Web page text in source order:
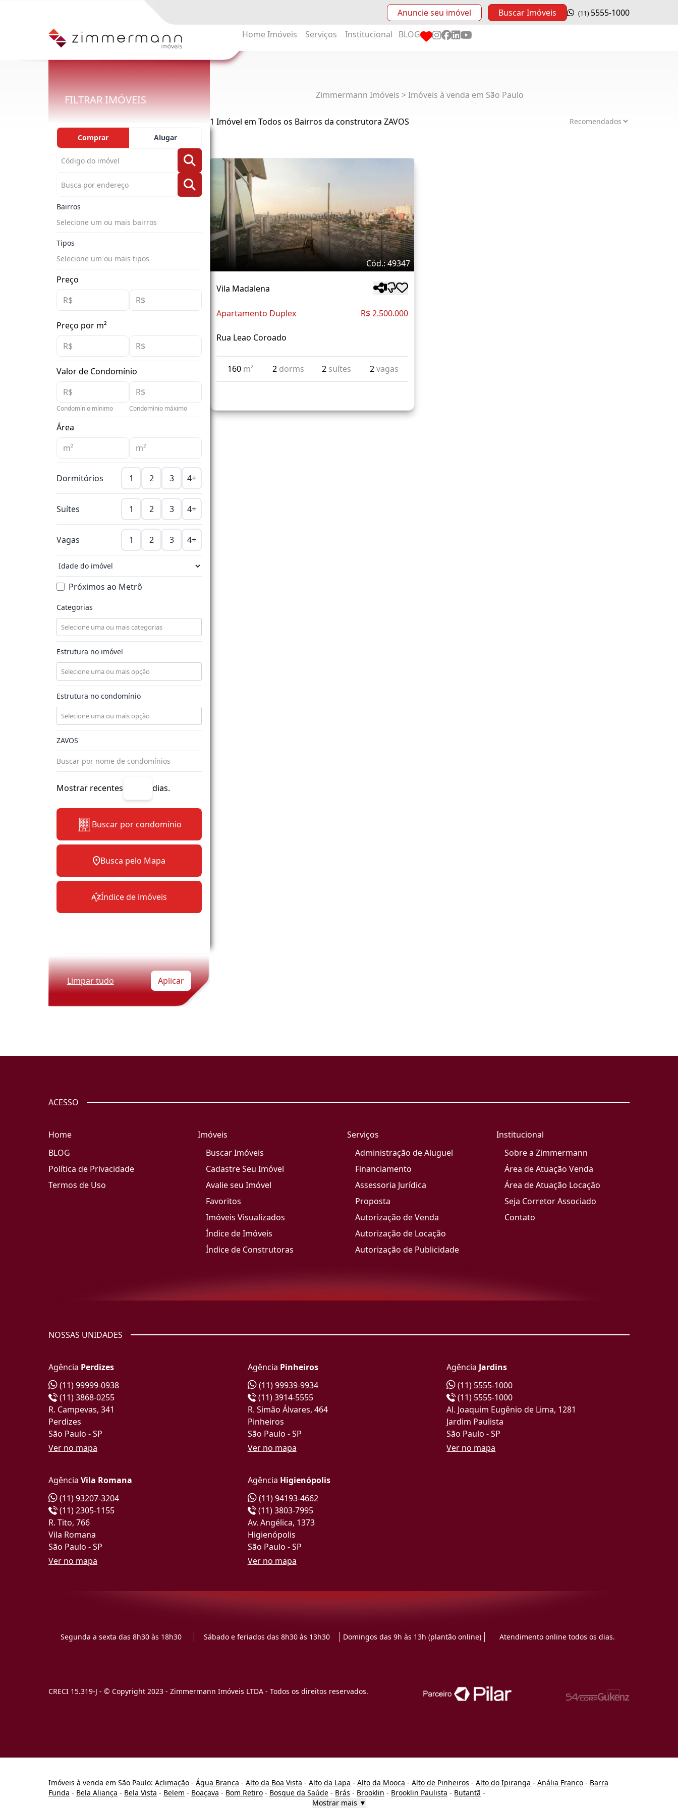
Anuncie seu imóvel Buscar Imóveis (11) 5555-1000
Home Imóveis Serviços Institucional BLOG
FILTRAR IMÓVEIS
Comprar Alugar
Bairros
Selecione um ou mais bairros
Tipos
Selecione um ou mais tipos
Preço
Preço por m²
Valor de Condomínio
Condomínio mínimo Condomínio máximo
Área
Dormitórios 1 2 3 4+
Suítes 1 2 3 4+
Vagas 1 2 3 4+
Próximos ao Metrô
Categorias
Estrutura no imóvel
Estrutura no condomínio
Mostrar recentes dias.
Buscar por condomínio
Busca pelo Mapa
Índice de imóveis
Limpar tudo Aplicar
Zimmermann Imóveis > Imóveis à venda em São Paulo
1 Imóvel em Todos os Bairros da construtora ZAVOS
Cód.: 49347
Vila Madalena
Apartamento Duplex R$ 2.500.000
Rua Leao Coroado
160 m² 2 dorms 2 suítes 2vagas
ACESSO
Home
BLOG
Política de Privacidade
Termos de Uso
Imóveis
Buscar Imóveis
Cadastre Seu Imóvel
Avalie seu Imóvel
Favoritos
Imóveis Visualizados
Índice de Imóveis
Índice de Construtoras
Serviços
Administração de Aluguel
Financiamento
Assessoria Jurídica
Proposta
Autorização de Venda
Autorização de Locação
Autorização de Publicidade
Institucional
Sobre a Zimmermann
Área de Atuação Venda
Área de Atuação Locação
Seja Corretor Associado
Contato
NOSSAS UNIDADES
Agência Perdizes
(11) 99999-0938
(11) 3868-0255
R. Campevas, 341
Perdizes
São Paulo - SP
Ver no mapa
Agência Pinheiros
(11) 99939-9934
(11) 3914-5555
R. Simão Álvares, 464
Pinheiros
São Paulo - SP
Ver no mapa
Agência Jardins
(11) 5555-1000
(11) 5555-1000
Al. Joaquim Eugênio de Lima, 1281
Jardim Paulista
São Paulo - SP
Ver no mapa
Agência Vila Romana
(11) 93207-3204
(11) 2305-1155
R. Tito, 766
Vila Romana
São Paulo - SP
Ver no mapa
Agência Higienópolis
(11) 94193-4662
(11) 3803-7995
Av. Angélica, 1373
Higienópolis
São Paulo - SP
Ver no mapa
Segunda a sexta das 8h30 às 18h30 Sábado e feriados das 8h30 às 13h30 Domingos das 9h às 13h (plantão online) Atendimento online todos os dias.
CRECI 15.319-J - © Copyright 2023 - Zimmermann Imóveis LTDA - Todos os direitos reservados.
Imóveis à venda em São Paulo: Aclimação - Água Branca - Alto da Boa Vista - Alto da Lapa - Alto da Mooca - Alto de Pinheiros - Alto do Ipiranga - Anália Franco - Barra
Funda - Bela Aliança - Bela Vista - Belem - Boaçava - Bom Retiro - Bosque da Saúde - Brás - Brooklin - Brooklin Paulista - Butantã -
Mostrar mais ▼